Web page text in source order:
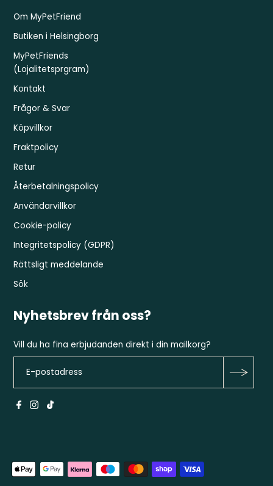
Om MyPetFriend
Butiken i Helsingborg
MyPetFriends
(Lojalitetsprgram)
Kontakt
Frågor & Svar
Köpvillkor
Fraktpolicy
Retur
Återbetalningspolicy
Användarvillkor
Cookie-policy
Integritetspolicy (GDPR)
Rättsligt meddelande
Sök
Nyhetsbrev från oss?
Vill du ha fina erbjudanden direkt i din mailkorg?